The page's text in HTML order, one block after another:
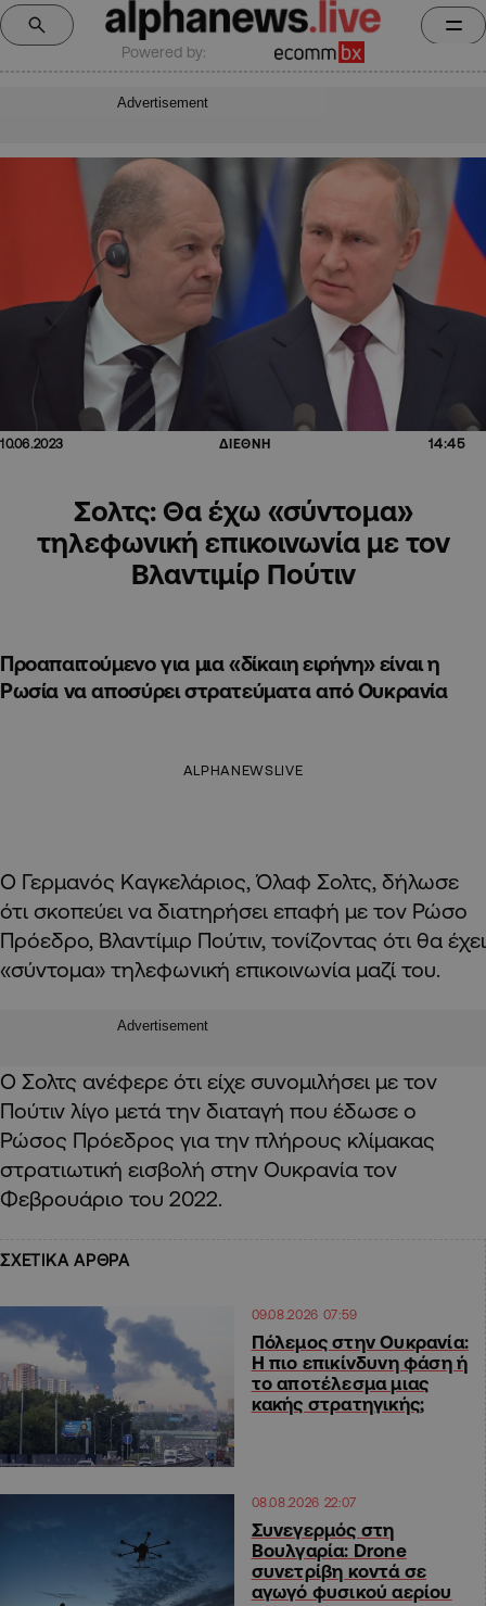
Powered by:
Advertisement
10.06.2023 ΔΙΕΘΝΗ 14:45
Σολτς: Θα έχω «σύντομα»
τηλεφωνική επικοινωνία με τον
Βλαντιμίρ Πούτιν
Προαπαιτούμενο για μια «δίκαιη ειρήνη» είναι η
Ρωσία να αποσύρει στρατεύματα από Ουκρανία
ALPHANEWSLIVE
Ο Γερμανός Καγκελάριος, Όλαφ Σολτς, δήλωσε
ότι σκοπεύει να διατηρήσει επαφή με τον Ρώσο
Πρόεδρο, Βλαντίμιρ Πούτιν, τονίζοντας ότι θα έχει
«σύντομα» τηλεφωνική επικοινωνία μαζί του.
Advertisement
Ο Σολτς ανέφερε ότι είχε συνομιλήσει με τον
Πούτιν λίγο μετά την διαταγή που έδωσε ο
Ρώσος Πρόεδρος για την πλήρους κλίμακας
στρατιωτική εισβολή στην Ουκρανία τον
Φεβρουάριο του 2022.
ΣΧΕΤΙΚΑ ΑΡΘΡΑ
09.08.2026 07:59
Πόλεμος στην Ουκρανία:
Η πιο επικίνδυνη φάση ή
το αποτέλεσμα μιας
κακής στρατηγικής;
08.08.2026 22:07
Συνεγερμός στη
Βουλγαρία: Drone
συνετρίβη κοντά σε
αγωγό φυσικού αερίου